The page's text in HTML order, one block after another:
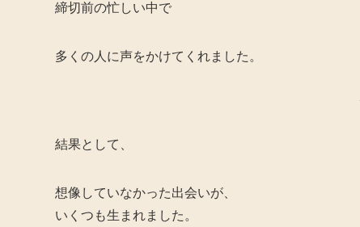
締切前の忙しい中で
多くの人に声をかけてくれました。
結果として、
想像していなかった出会いが、
いくつも生まれました。